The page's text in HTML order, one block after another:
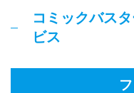
コミックバス
ビス